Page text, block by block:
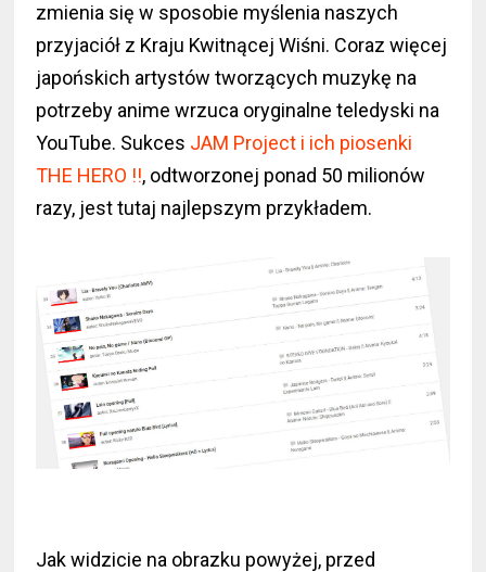
zmienia się w sposobie myślenia naszych
przyjaciół z Kraju Kwitnącej Wiśni. Coraz więcej
japońskich artystów tworzących muzykę na
potrzeby anime wrzuca oryginalne teledyski na
YouTube. Sukces JAM Project i ich piosenki
THE HERO !!, odtworzonej ponad 50 milionów
razy, jest tutaj najlepszym przykładem.
Jak widzicie na obrazku powyżej, przed